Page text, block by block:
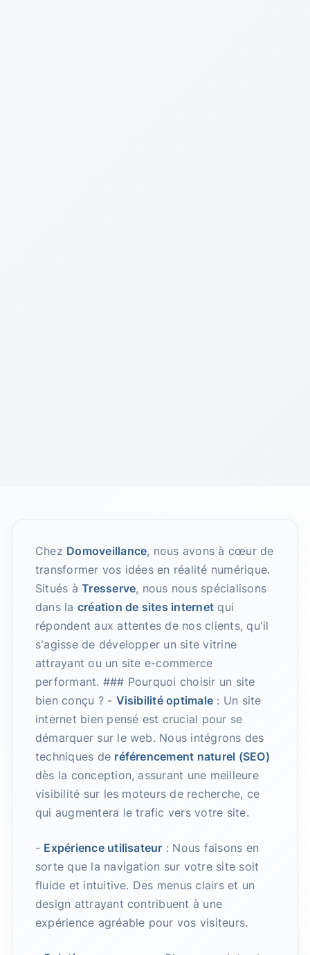
Chez Domoveillance, nous avons à cœur de
transformer vos idées en réalité numérique.
Situés àTresserve, nous nous spécialisons
dans la création de sites internet qui
répondent aux attentes de nos clients, qu'il
s'agisse de développer un site vitrine
attrayant ou un site e-commerce
performant. ### Pourquoi choisir un site
bien conçu ? - Visibilité optimale : Un site
internet bien pensé est crucial pour se
démarquer sur le web. Nous intégrons des
techniques de référencement naturel (SEO)
dès la conception, assurant une meilleure
visibilité sur les moteurs de recherche, ce
qui augmentera le trafic vers votre site.
- Expérience utilisateur : Nous faisons en
sorte que la navigation sur votre site soit
fluide et intuitive. Des menus clairs et un
design attrayant contribuent à une
expérience agréable pour vos visiteurs.